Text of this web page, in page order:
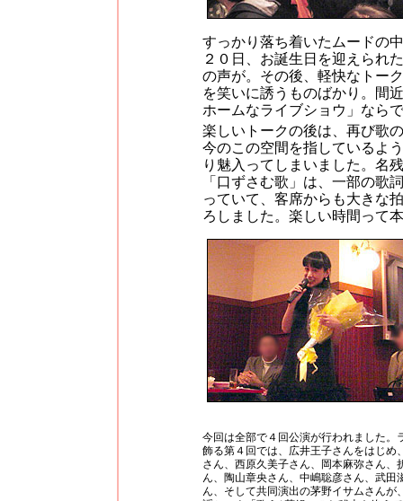
すっかり落ち着いたムードの
２０日、お誕生日を迎えられ
の声が。その後、軽快なトー
を笑いに誘うものばかり。間
ホームなライブショウ」なら
楽しいトークの後は、再び歌
今のこの空間を指しているよ
り魅入ってしまいました。名
「口ずさむ歌」は、一部の歌
っていて、客席からも大きな
ろしました。楽しい時間って
今回は全部で４回公演が行われました。
飾る第４回では、広井王子さんをはじめ
さん、西原久美子さん、岡本麻弥さん、
ん、陶山章央さん、中嶋聡彦さん、武田
ん、そして共同演出の茅野イサムさんが